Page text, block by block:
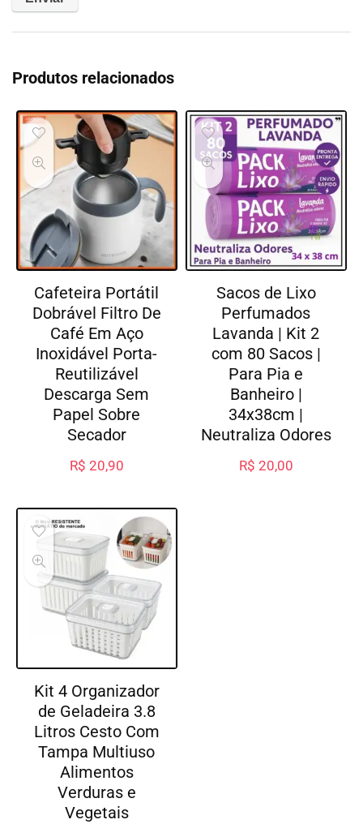
Produtos relacionados
Cafeteira Portátil
Dobrável Filtro De
Café Em Aço
Inoxidável Porta-
Reutilizável
Descarga Sem
Papel Sobre
Secador
R$ 20,90
Sacos de Lixo
Perfumados
Lavanda | Kit 2
com 80 Sacos |
Para Pia e
Banheiro |
34x38cm |
Neutraliza Odores
R$ 20,00
Kit 4 Organizador
de Geladeira 3.8
Litros Cesto Com
Tampa Multiuso
Alimentos
Verduras e
Vegetais